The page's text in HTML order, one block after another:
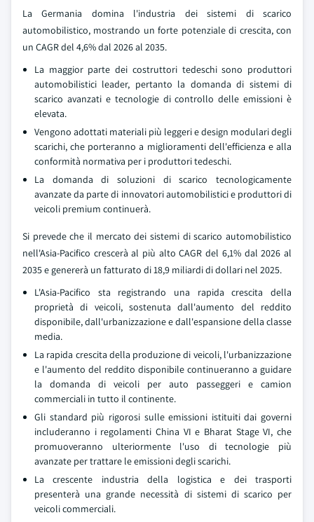
La Germania domina l'industria dei sistemi di scarico
automobilistico, mostrando un forte potenziale di crescita, con
un CAGR del 4,6% dal 2026 al 2035.
La maggior parte dei costruttori tedeschi sono produttori
automobilistici leader, pertanto la domanda di sistemi di
scarico avanzati e tecnologie di controllo delle emissioni è
elevata.
Vengono adottati materiali più leggeri e design modulari degli
scarichi, che porteranno a miglioramenti dell'efficienza e alla
conformità normativa per i produttori tedeschi.
La domanda di soluzioni di scarico tecnologicamente
avanzate da parte di innovatori automobilistici e produttori di
veicoli premium continuerà.
Si prevede che il mercato dei sistemi di scarico automobilistico
nell'Asia-Pacifico crescerà al più alto CAGR del 6,1% dal 2026 al
2035 e genererà un fatturato di 18,9 miliardi di dollari nel 2025.
L'Asia-Pacifico sta registrando una rapida crescita della
proprietà di veicoli, sostenuta dall'aumento del reddito
disponibile, dall'urbanizzazione e dall'espansione della classe
media.
La rapida crescita della produzione di veicoli, l'urbanizzazione
e l'aumento del reddito disponibile continueranno a guidare
la domanda di veicoli per auto passeggeri e camion
commerciali in tutto il continente.
Gli standard più rigorosi sulle emissioni istituiti dai governi
includeranno i regolamenti China VI e Bharat Stage VI, che
promuoveranno ulteriormente l'uso di tecnologie più
avanzate per trattare le emissioni degli scarichi.
La crescente industria della logistica e dei trasporti
presenterà una grande necessità di sistemi di scarico per
veicoli commerciali.